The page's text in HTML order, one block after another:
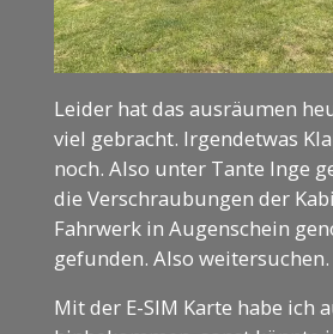
Leider hat das ausräumen
viel gebracht. Irgendetwas
noch. Also unter Tante Inge
die Verschraubungen der
Fahrwerk in Augenschein
gefunden. Also weitersuchen.
Mit der E-SIM Karte habe ich